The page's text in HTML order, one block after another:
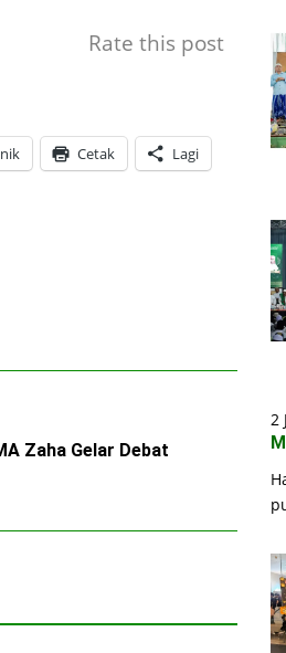
Rate this post
Cetak Lagi
Zaha Gelar Debat
2